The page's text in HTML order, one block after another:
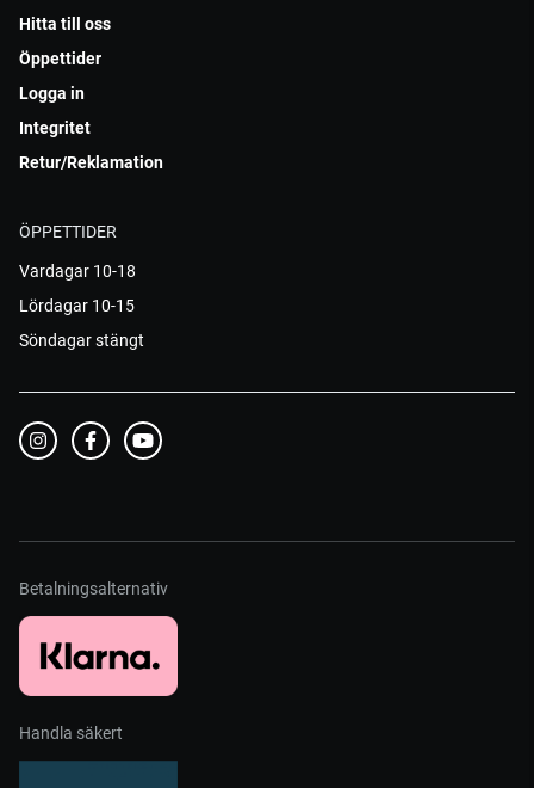
Hitta till oss
Öppettider
Logga in
Integritet
Retur/Reklamation
ÖPPETTIDER
Vardagar 10-18
Lördagar 10-15
Söndagar stängt
Betalningsalternativ
Handla säkert